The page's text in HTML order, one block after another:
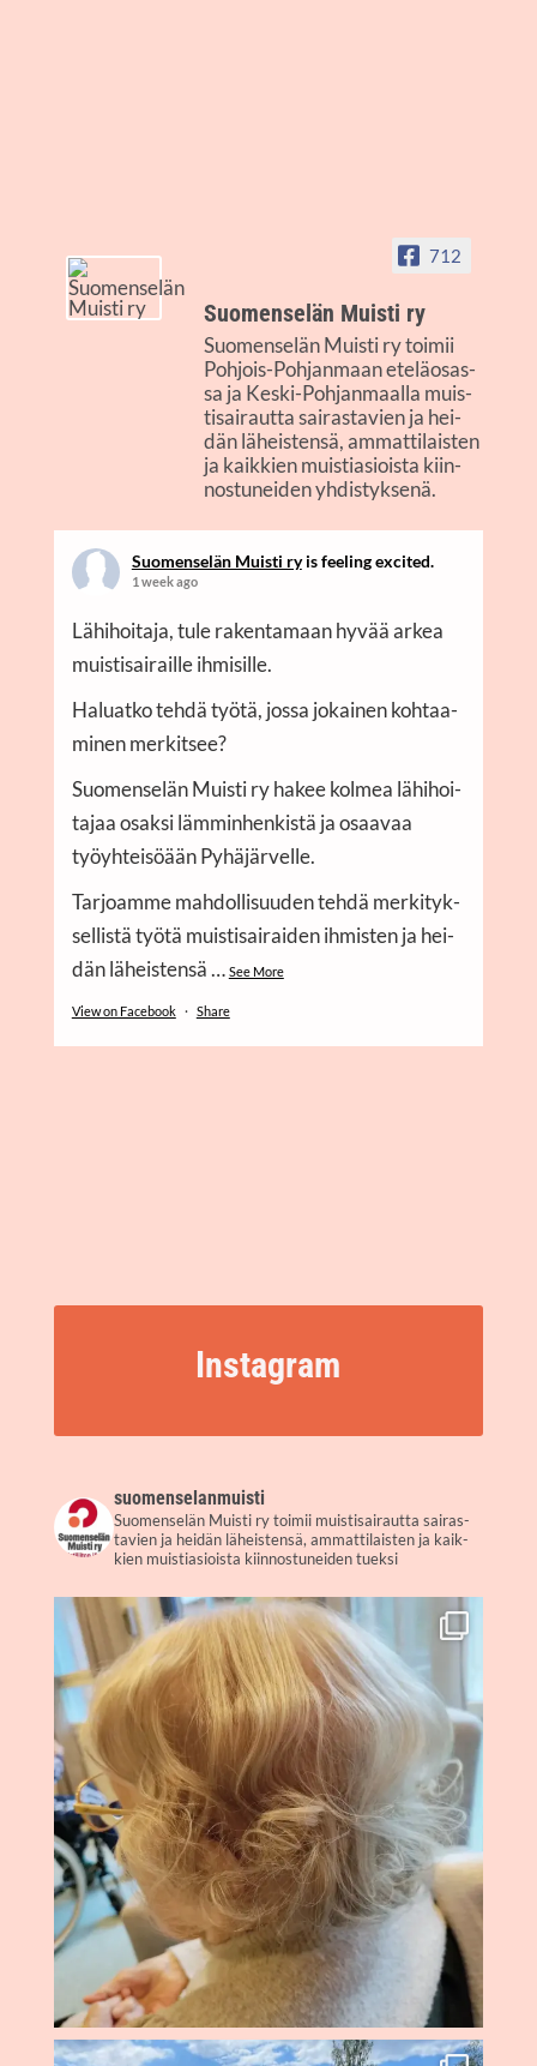
712
Suo­men­se­län Muis­ti ry
Suo­men­se­län Muis­ti ry toi­mii
Poh­jois-Poh­jan­maan ete­lä­osas­
sa ja Kes­ki-Poh­jan­maal­la muis­
ti­sai­raut­ta sai­ras­ta­vien ja hei­
dän läheis­ten­sä, ammat­ti­lais­ten
ja kaik­kien muis­ti­asiois­ta kiin­
nos­tu­nei­den yhdistyksenä.
Suo­men­se­län Muis­ti ry is fee­ling excited.
1 week ago
Lähi­hoi­ta­ja, tule raken­ta­maan hyvää arkea
muis­ti­sai­rail­le ihmi­sil­le.
Haluat­ko teh­dä työ­tä, jos­sa jokai­nen koh­taa­
mi­nen mer­kit­see?
Suo­men­se­län Muis­ti ry hakee kol­mea lähi­hoi­
ta­jaa osak­si läm­min­hen­kis­tä ja osaa­vaa
työyh­tei­söään Pyhä­jär­vel­le.
Tar­joam­me mah­dol­li­suu­den teh­dä mer­ki­tyk­
sel­lis­tä työ­tä muis­ti­sai­rai­den ihmis­ten ja hei­
dän läheis­ten­sä… See More
View on Facebook · Sha­re
Ins­ta­gram
suo­men­se­lan­muis­ti
Suo­men­se­län Muis­ti ry toi­mii muis­ti­sai­raut­ta sai­ras­
ta­vien ja hei­dän läheis­ten­sä, ammat­ti­lais­ten ja kaik­
kien muis­ti­asiois­ta kiin­nos­tu­nei­den tueksi